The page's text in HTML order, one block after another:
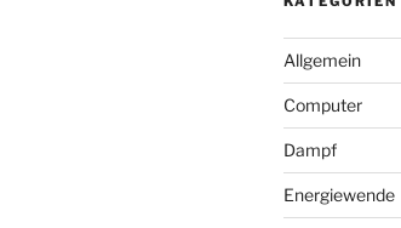
Allgemein
Computer
Dampf
Energiewende